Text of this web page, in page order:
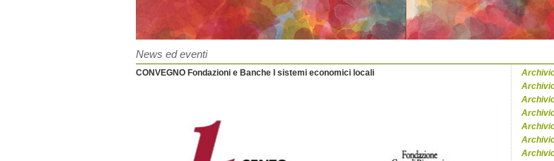
News ed eventi
CONVEGNO Fondazioni e Banche I sistemi economici locali